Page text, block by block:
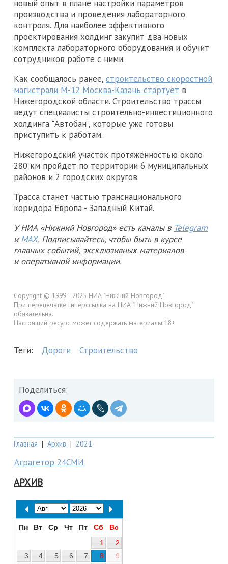
новый опыт в плане настройки параметров
производства и проведения лабораторного
контроля. Для наиболее эффективного
проектирования холдинг закупит два новых
комплекта лабораторного оборудования и обучит
сотрудников работе с ними.
Как сообщалось ранее, строительство скоростной
магистрали М-12 Москва-Казань стартует в
Нижегородской области. Строительство трассы
ведут специалисты строительно-инвестиционного
холдинга "Автобан", которые уже готовы
приступить к работам.
Нижегородский участок протяженностью около
280 км пройдет по территории 6 муниципальных
районов и 2 городских округов.
Трасса станет частью транснационального
коридора Европа - Западный Китай.
У НИА «Нижний Новгород» есть каналы в Telegram
и MAX. Подписывайтесь, чтобы быть в курсе
главных событий, эксклюзивных материалов
и оперативной информации.
Copyright © 1999—2025 НИА "Нижний Новгород".
При перепечатке гиперссылка на НИА "Нижний Новгород"
обязательна.
Настоящий ресурс может содержать материалы 18+
Теги: Дороги Строительство
Поделиться:
Главная | Архив | 2021
Аграгетор 24СМИ
АРХИВ
Пн Вт Ср Чт Пт Сб
Вс
1
2
3
4 5 6 7 8
9